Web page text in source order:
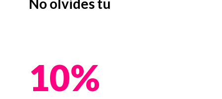
No olvides tu
10%